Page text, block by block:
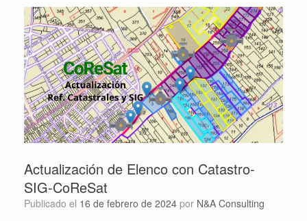
Actualización de Elenco con Catastro-
SIG-CoReSat
Publicado el 16 de febrero de 2024 por N&A Consulting